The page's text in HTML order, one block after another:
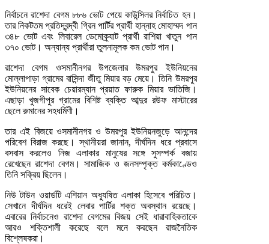
নির্বাচনে রাশেদা বেগম ৮৮৬ ভোট পেয়ে কাউন্সিলর নির্বাচিত হন।
তার নিকটতম প্রতিদ্বন্দ্বী গ্রিন পার্টির প্রার্থী হান্নাহ মোহাম্মদ পান
৩৪৮ ভোট এবং লিবারেল ডেমোক্র্যাট প্রার্থী রাশিয়া খাতুন পান
৩৭০ ভোট। অন্যান্য প্রার্থীরা তুলনামূলক কম ভোট পান।
রাশেদা বেগম ওসমানীনগর উপজেলার উমরপুর ইউনিয়নের
মোল্লাপাড়া গ্রামের বাসিন্দা জীতু মিয়ার বড় মেয়ে। তিনি উমরপুর
ইউনিয়নের সাবেক চেয়ারম্যান প্রয়াত ফারুক মিয়ার ভাতিজি।
এছাড়া খুজগীপুর গ্রামের বিশিষ্ট ব্যক্তি আব্দুর রউফ মাস্টারের
ছেলে রুমানের সহধর্মিণী।
তার এই বিজয়ে ওসমানীনগর ও উমরপুর ইউনিয়নজুড়ে আনন্দের
পরিবেশ বিরাজ করছে। স্থানীয়রা জানান, দীর্ঘদিন ধরে প্রবাসে
বসবাস করলেও নিজ এলাকার মানুষের সঙ্গে সুসম্পর্ক বজায়
রেখেছেন রাশেদা বেগম। সামাজিক ও জনসম্পৃক্ত কর্মকাণ্ডেও
তিনি সক্রিয় ছিলেন।
নিউ টাউন ওয়ার্ডটি এশিয়ান অধ্যুষিত এলাকা হিসেবে পরিচিত।
সেখানে দীর্ঘদিন ধরেই লেবার পার্টির শক্ত অবস্থান রয়েছে।
এবারের নির্বাচনেও রাশেদা বেগমের বিজয় সেই ধারাবাহিকতাকে
আরও শক্তিশালী করেছে বলে মনে করছেন রাজনৈতিক
বিশ্লেষকরা।